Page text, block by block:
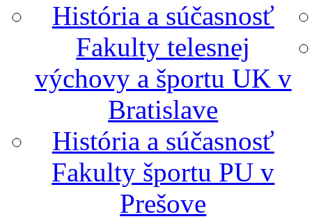
História a súčasnosť
Fakulty telesnej
výchovy a športu UK v
Bratislave
História a súčasnosť
Fakulty športu PU v
Prešove